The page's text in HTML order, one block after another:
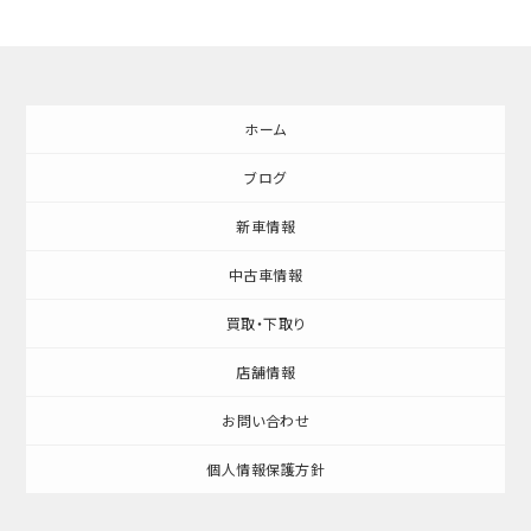
ホーム
ブログ
新車情報
中古車情報
買取・下取り
店舗情報
お問い合わせ
個人情報保護方針